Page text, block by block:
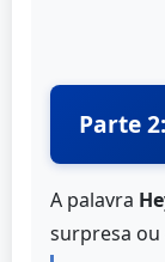
Parte
A palavra
surpresa